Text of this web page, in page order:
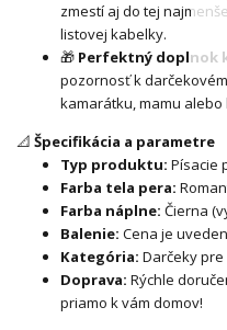
zmestí aj do tej
listovej kabelky.
🎁 Perfektný doplnok
pozornosť k
kamarátku, mamu alebo
📐 Špecifikácia a parametre
Typ produktu: Písacie
Farba tela pera:
Farba náplne: Čierna
Balenie: Cena je
Kategória: Darčeky
Doprava: Rýchle
priamo k vám domov!